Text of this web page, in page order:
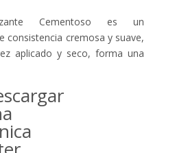
Cementoso es un
consistencia cremosa y suave,
aplicado y seco, forma una